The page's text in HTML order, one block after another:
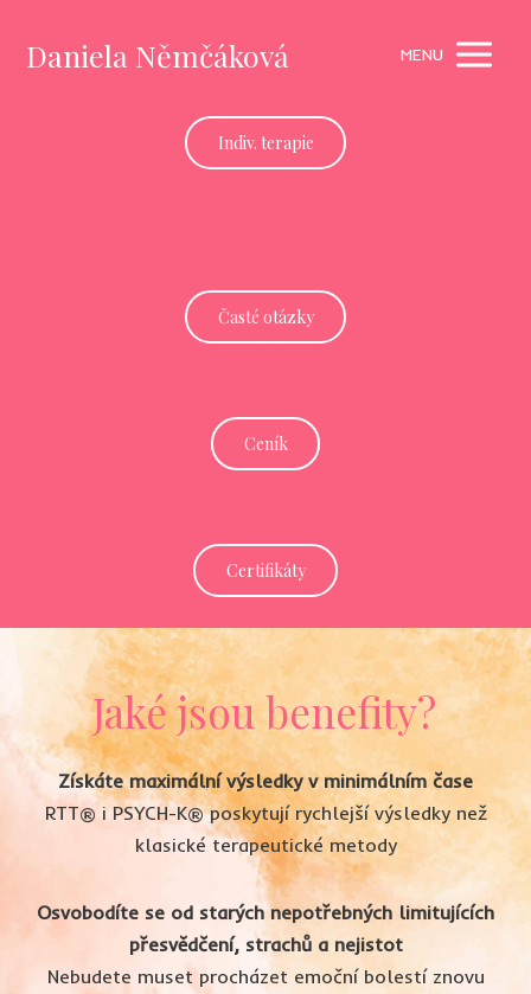
Daniela Němčáková MENU
Indiv. terapie
Časté otázky
Ceník
Certifikáty
Jaké jsou benefity?
Získáte maximální výsledky v minimálním čase
RTT® i PSYCH-K® poskytují rychlejší výsledky než
klasické terapeutické metody
Osvobodíte se od starých nepotřebných limitujících
přesvědčení, strachů a nejistot
Nebudete muset procházet emoční bolestí znovu